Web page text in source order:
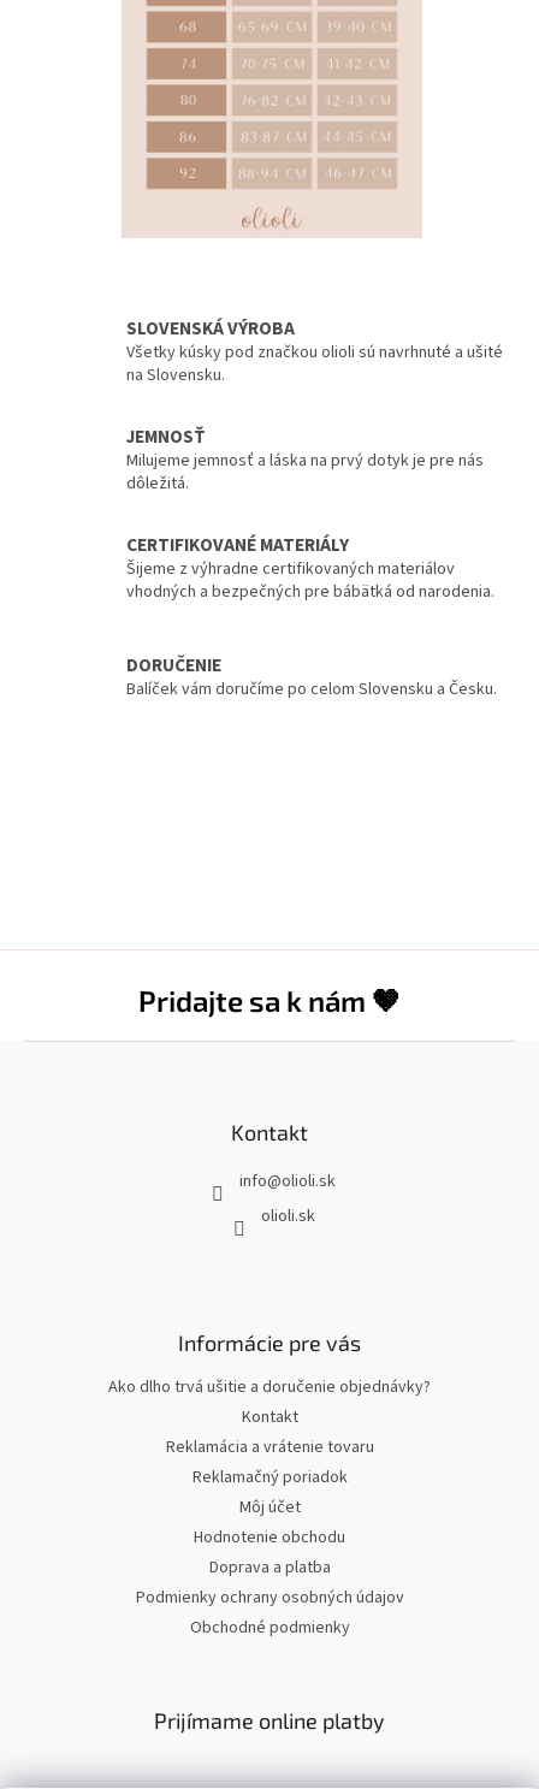
SLOVENSKÁ VÝROBA
Všetky kúsky pod značkou olioli sú navrhnuté a ušité
na Slovensku.
JEMNOSŤ
Milujeme jemnosť a láska na prvý dotyk je pre nás
dôležitá.
CERTIFIKOVANÉ MATERIÁLY
Šijeme z výhradne certifikovaných materiálov
vhodných a bezpečných pre bábätká od narodenia.
DORUČENIE
Balíček vám doručíme po celom Slovensku a Česku.
Pridajte sa k nám 🤎
Kontakt
info@olioli.sk
olioli.sk
Informácie pre vás
Ako dlho trvá ušitie a doručenie objednávky?
Kontakt
Reklamácia a vrátenie tovaru
Reklamačný poriadok
Môj účet
Hodnotenie obchodu
Doprava a platba
Podmienky ochrany osobných údajov
Obchodné podmienky
Prijímame online platby